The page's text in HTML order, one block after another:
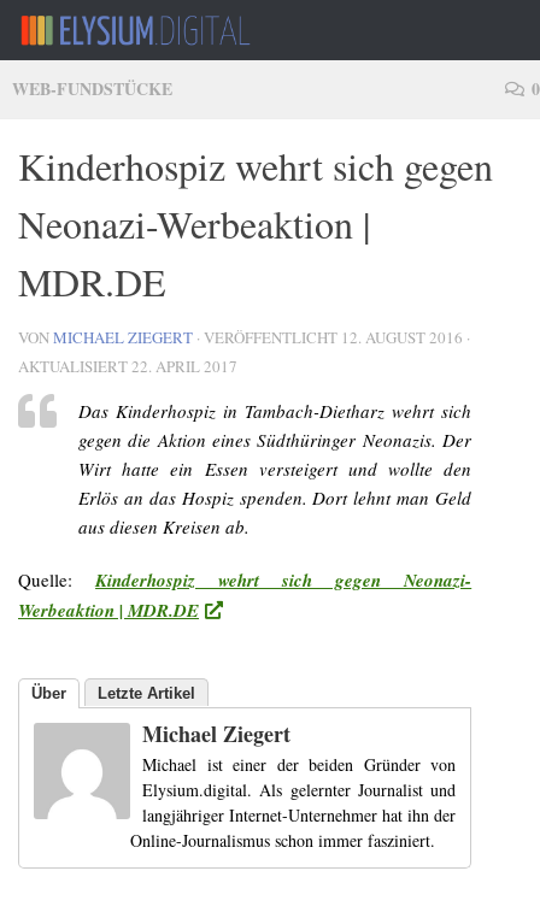
Zum Inhalt springen
WEB-FUNDSTÜCKE 0
Kinderhospiz wehrt sich gegen
Neonazi-Werbeaktion |
MDR.DE
VONMICHAEL ZIEGERT · VERÖFFENTLICHT 12. AUGUST 2016 ·
AKTUALISIERT22. APRIL 2017
Das Kinderhospiz in Tambach-Dietharz wehrt sich
gegen die Aktion eines Südthüringer Neonazis. Der
Wirt hatte ein Essen versteigert und wollte den
Erlös an das Hospiz spenden. Dort lehnt man Geld
aus diesen Kreisen ab.
Quelle:Kinderhospiz wehrt sich gegen Neonazi-
Werbeaktion | MDR.DE
Über Letzte Artikel
Michael Ziegert
Michael ist einer der beiden Gründer von
Elysium.digital. Als gelernter Journalist und
langjähriger Internet-Unternehmer hat ihn der
Online-Journalismus schon immer fasziniert.